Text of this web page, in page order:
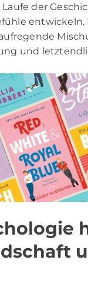
der
entwickeln.
und